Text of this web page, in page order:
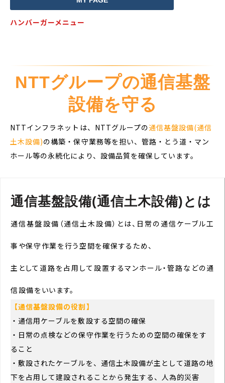
ハンバーガーメニュー
NTTグループの通信基盤
設備を守る
NTTインフラネットは、NTTグループの通信基盤設備(通信
土木設備)の構築・保守業務等を担い、管路・とう道・マン
ホール等の永続化により、設備品質を確保しています。
通信基盤設備(通信土木設備)とは
通信基盤設備（通信土木設備）とは、日常の通信ケーブル工
事や保守作業を行う空間を確保するため、
主として道路を占用して設置するマンホール・管路などの通
信設備をいいます。
【通信基盤設備の役割】
・通信用ケーブルを敷設する空間の確保
・日常の点検などの保守作業を行うための空間の確保をす
ること
・敷設されたケーブルを、通信土木設備が主として道路の地
下を占用して建設されることから発生する、人為的災害